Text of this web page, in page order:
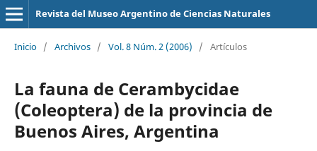
Revista del Museo Argentino de Ciencias Naturales
Inicio / Archivos / Vol. 8 Núm. 2 (2006) / Artículos
La fauna de Cerambycidae
(Coleoptera) de la provincia de
Buenos Aires, Argentina